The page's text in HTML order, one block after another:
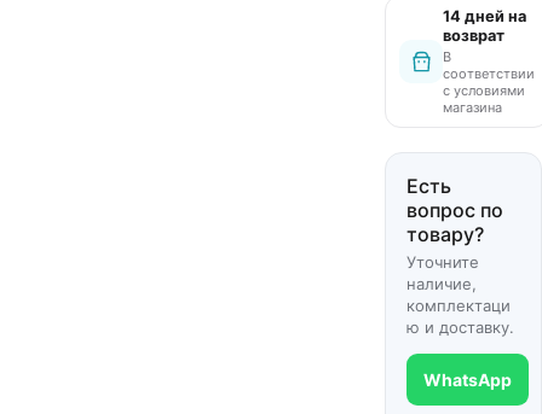
14 дней на
возврат
В
соответствии
с условиями
магазина
Есть
вопрос по
товару?
Уточните
наличие,
комплектаци
ю и доставку.
WhatsApp